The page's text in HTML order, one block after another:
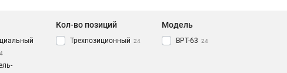
Кол-во позиций
Трехпозиционный 24
Модель
ВРТ-63 24